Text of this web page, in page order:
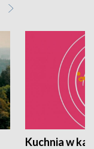
Kuchnia w